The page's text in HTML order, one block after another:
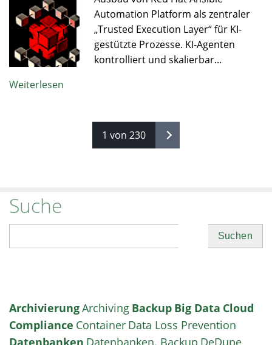
Automation Platform als zentraler
„Trusted Execution Layer“ für KI-
gestützte Prozesse. KI-Agenten
kontrolliert und skalierbar...
Weiterlesen
1 von 230
Suche
ArchivierungArchiving Backup Big Data Cloud
Compliance Container Data Loss Prevention
Datenbanken Datenbanken. Backup DeDupe